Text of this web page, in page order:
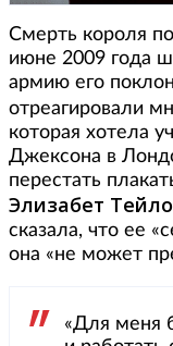
Смерть короля
июне 2009 года
армию его
отреагировали
которая хотела
Джексона в
перестать
Элизабет
сказала, что ее
она «не может
«Для меня